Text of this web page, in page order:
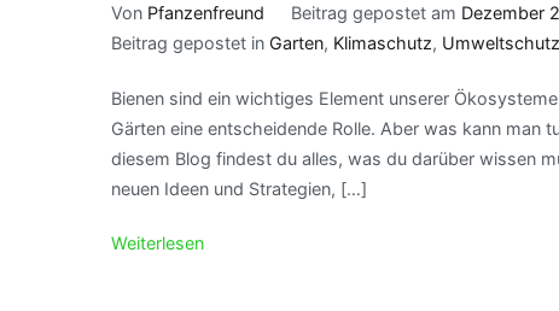
Von Pfanzenfreund Beitrag gepostet am Dezember
Beitrag gepostet in Garten, Klimaschutz, Umweltschutz
Bienen sind ein wichtiges Element unserer
Gärten eine entscheidende Rolle. Aber was kann man
diesem Blog findest du alles, was du darüber wissen
neuen Ideen und Strategien, […]
Weiterlesen